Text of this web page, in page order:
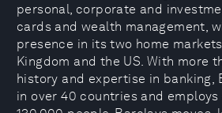
personal, corporate and
cards and wealth management,
presence in its two home
Kingdom and the US. With more
history and expertise in banking,
in over 40 countries and